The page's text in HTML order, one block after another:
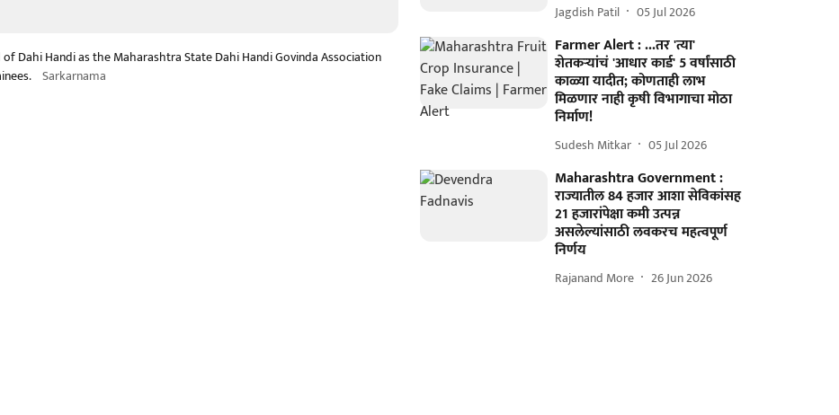
Dahi Handi as the Maharashtra State Dahi Handi Govinda Association
Sarkarnama
Jagdish Patil 05 Jul 2026
Farmer Alert : ...तर 'त्या'
शेतकऱ्यांचं 'आधार कार्ड' 5 वर्षांसाठी
काळ्या यादीत; कोणताही लाभ
मिळणार नाही कृषी विभागाचा मोठा
निर्माण!
Sudesh Mitkar 05 Jul 2026
Maharashtra Government :
राज्यातील 84 हजार आशा सेविकांसह
21 हजारांपेक्षा कमी उत्पन्न
असलेल्यांसाठी लवकरच महत्वपूर्ण
निर्णय
Rajanand More 26 Jun 2026